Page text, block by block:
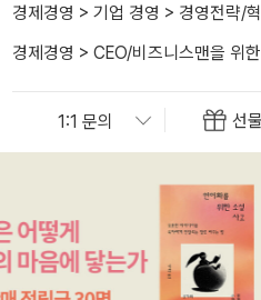
경제경영 > 기업 경영 > 경영전략/
경제경영 > CEO/비즈니스맨을 위
선